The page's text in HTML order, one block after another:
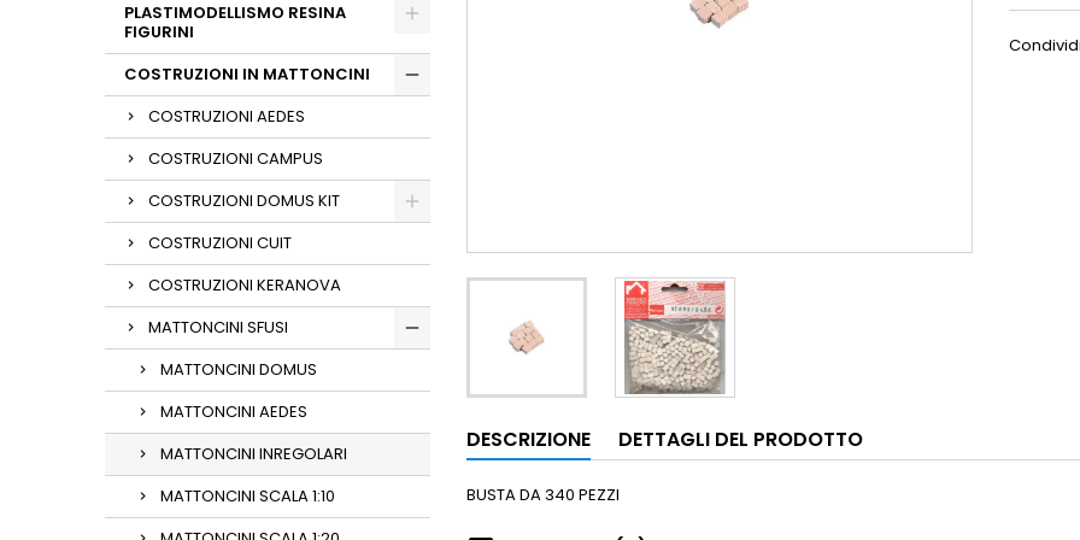
PLASTIMODELLISMO RESINA
FIGURINI
COSTRUZIONI IN MATTONCINI
COSTRUZIONI AEDES
COSTRUZIONI CAMPUS
COSTRUZIONI DOMUS KIT
COSTRUZIONI CUIT
COSTRUZIONI KERANOVA
MATTONCINI SFUSI
MATTONCINI DOMUS
MATTONCINI AEDES
MATTONCINI INREGOLARI
MATTONCINI SCALA 1:10
DESCRIZIONE DETTAGLI DEL PRODOTTO
BUSTA DA 340 PEZZI